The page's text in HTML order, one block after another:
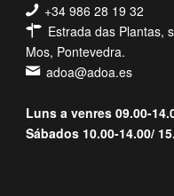
+34 986 28 19 32
Estrada das Plantas,
Mos, Pontevedra.
adoa@adoa.es
Luns a venres 09.00-
Sábados 10.00-14.00/